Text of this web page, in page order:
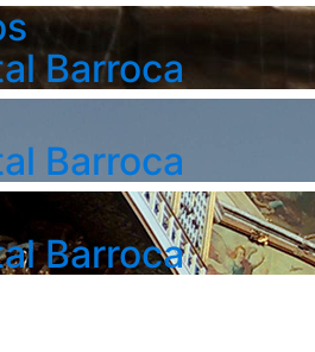
Barroca
Barroca
Barroca